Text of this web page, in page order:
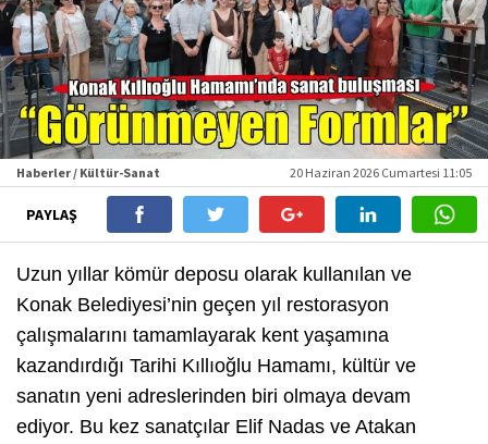
Haberler / Kültür-Sanat 20 Haziran 2026 Cumartesi 11:05
PAYLAŞ
Uzun yıllar kömür deposu olarak kullanılan ve
Konak Belediyesi’nin geçen yıl restorasyon
çalışmalarını tamamlayarak kent yaşamına
kazandırdığı Tarihi Kıllıoğlu Hamamı, kültür ve
sanatın yeni adreslerinden biri olmaya devam
ediyor. Bu kez sanatçılar Elif Nadas ve Atakan